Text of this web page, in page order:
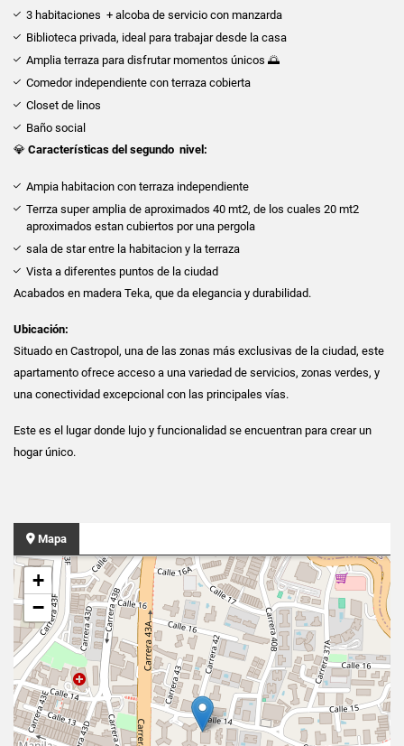
3 habitaciones + alcoba de servicio con manzarda
Biblioteca privada, ideal para trabajar desde la casa
Amplia terraza para disfrutar momentos únicos 🌅
Comedor independiente con terraza cobierta
Closet de linos
Baño social
💎 Características del segundo nivel:
Ampia habitacion con terraza independiente
Terrza super amplia de aproximados 40 mt2, de los cuales 20 mt2
aproximados estan cubiertos por una pergola
sala de star entre la habitacion y la terraza
Vista a diferentes puntos de la ciudad
Acabados en madera Teka, que da elegancia y durabilidad.
Ubicación:
Situado en Castropol, una de las zonas más exclusivas de la ciudad, este
apartamento ofrece acceso a una variedad de servicios, zonas verdes, y
una conectividad excepcional con las principales vías.
Este es el lugar donde lujo y funcionalidad se encuentran para crear un
hogar único.
Mapa
+
−